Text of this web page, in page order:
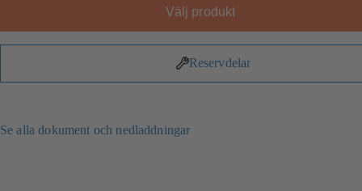
Välj produkt
Reservdelar
Se alla dokument och nedladdningar